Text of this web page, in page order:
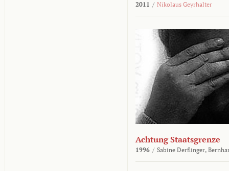
2011 / Nikolaus Geyrhalter
Achtung Staatsgrenze
1996 / Sabine Derflinger,